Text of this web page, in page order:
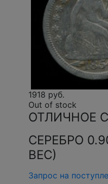
1918 руб.
Out of stock
ОТЛИЧНОЕ
СЕРЕБРО
ВЕС)
Запрос на